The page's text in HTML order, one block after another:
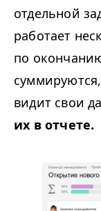
отдельной
работает
по
видит свои
их в отчете.